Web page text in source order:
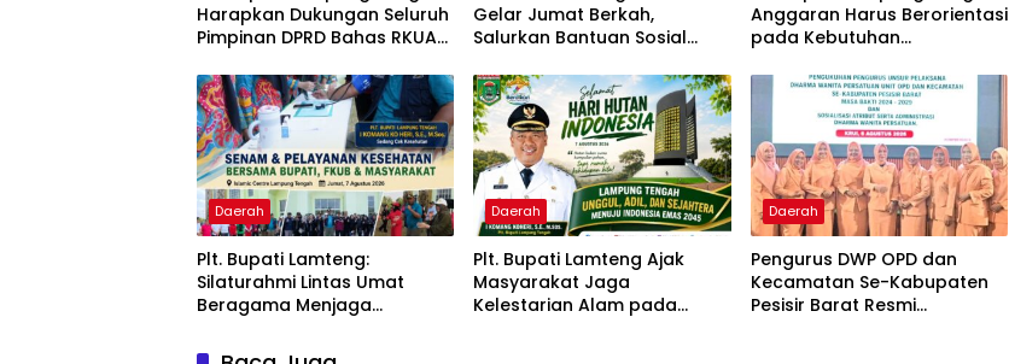
Harapkan Dukungan Seluruh
Pimpinan DPRD Bahas RKUA-
Gelar Jumat Berkah,
Salurkan Bantuan Sosial
Anggaran Harus Berorientasi
pada Kebutuhan
Daerah
Plt. Bupati Lamteng:
Silaturahmi Lintas Umat
Beragama Menjaga
Daerah
Plt. Bupati Lamteng Ajak
Masyarakat Jaga
Kelestarian Alam pada
Daerah
Pengurus DWP OPD dan
Kecamatan Se-Kabupaten
Pesisir Barat Resmi